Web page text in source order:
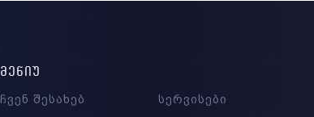
ᲛᲔᲜᲘᲣ
ჩვენ შესახებ სერვისები